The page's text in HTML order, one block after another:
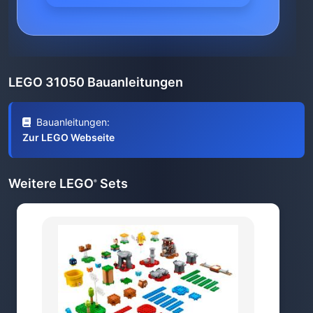
LEGO 31050 Bauanleitungen
Bauanleitungen:
Zur LEGO Webseite
Weitere LEGO® Sets